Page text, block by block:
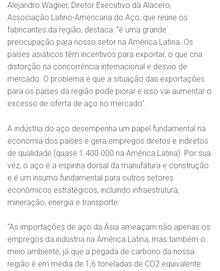
Alejandro Wagner, Diretor Executivo da Alacero,
Associação Latino-Americana do Aço, que reúne os
fabricantes da região, destaca: “é uma grande
preocupação para nosso setor na América Latina. Os
países asiáticos têm incentivos para exportar, o que cria
distorção na concorrência internacional e desvio de
mercado. O problema é que a situação das exportações
para os países da região pode piorar e isso vai aumentar o
excesso de oferta de aço no mercado”.
A indústria do aço desempenha um papel fundamental na
economia dos países e gera empregos diretos e indiretos
de qualidade (quase 1.400.000 na América Latina). Por sua
vez, o aço é a espinha dorsal da manufatura e construção
e é um insumo fundamental para outros setores
econômicos estratégicos, incluindo infraestrutura,
mineração, energia e transporte.
“As importações de aço da Ásia ameaçam não apenas os
empregos da indústria na América Latina, mas também o
meio ambiente, já que a pegada de carbono da nossa
região é em média de 1,6 toneladas de CO2 equivalente